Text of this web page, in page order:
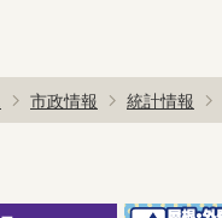
市政情報 統計情報